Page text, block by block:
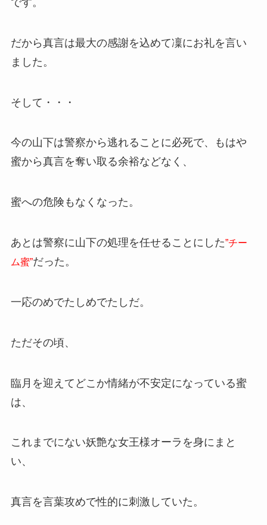
です。
だから真言は最大の感謝を込めて凜にお礼を言い
ました。
そして・・・
今の山下は警察から逃れることに必死で、もはや
蜜から真言を奪い取る余裕などなく、
蜜への危険もなくなった。
あとは警察に山下の処理を任せることにした”チー
ム蜜”だった。
一応のめでたしめでたしだ。
ただその頃、
臨月を迎えてどこか情緒が不安定になっている蜜
は、
これまでにない妖艶な女王様オーラを身にまと
い、
真言を言葉攻めで性的に刺激していた。